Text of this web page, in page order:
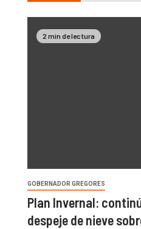
2 min de lectura
GOBERNADOR GREGORES
Plan Invernal:
despeje de nieve